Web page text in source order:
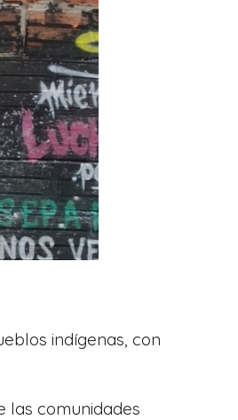
indígenas, con
las comunidades